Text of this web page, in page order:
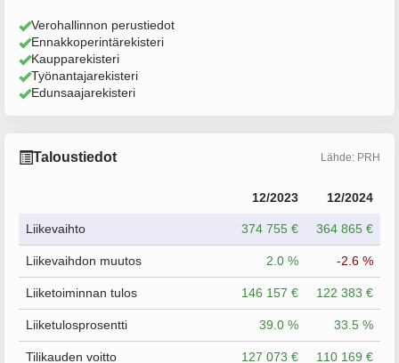
Verohallinnon perustiedot
Ennakkoperintärekisteri
Kaupparekisteri
Työnantajarekisteri
Edunsaajarekisteri
Taloustiedot Lähde: PRH
12/2023 12/2024
Liikevaihto 374 755 € 364 865 €
Liikevaihdon muutos 2.0 % -2.6 %
Liiketoiminnan tulos 146 157 € 122 383 €
Liiketulosprosentti 39.0 % 33.5 %
Tilikauden voitto 127 073 € 110 169 €